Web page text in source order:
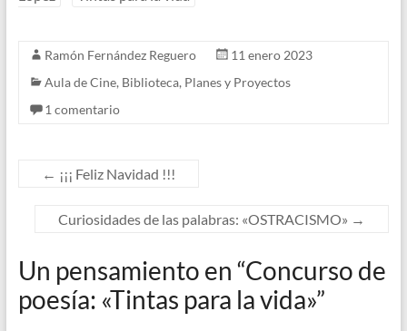
Ramón Fernández Reguero
11 enero 2023
Aula de Cine, Biblioteca, Planes y Proyectos
1 comentario
← ¡¡¡ Feliz Navidad !!!
Curiosidades de las palabras: «OSTRACISMO» →
Un pensamiento en “Concurso de
poesía: «Tintas para la vida»”